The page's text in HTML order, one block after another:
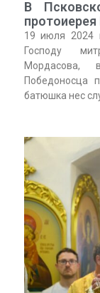
В
19 июля 2024
Господу
Мордасова,
Победоносца
батюшка нес